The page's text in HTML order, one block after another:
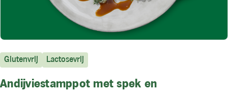
Glutenvrij Lactosevrij
Andijviestamppot met spek en